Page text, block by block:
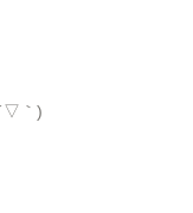
｀)